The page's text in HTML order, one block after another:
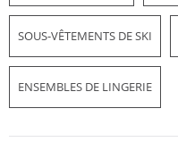
SOUS-VÊTEMENTS DE SKI
ENSEMBLES DE LINGERIE